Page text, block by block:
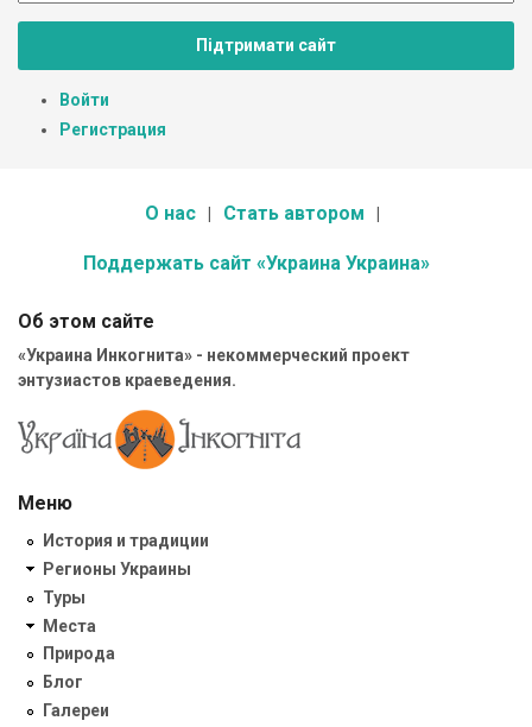
Підтримати сайт
Войти
Регистрация
О нас Стать автором
Поддержать сайт «Украина Украина»
Об этом сайте
«Украина Инкогнита» - некоммерческий проект
энтузиастов краеведения.
Меню
История и традиции
Регионы Украины
Туры
Места
Природа
Блог
Галереи